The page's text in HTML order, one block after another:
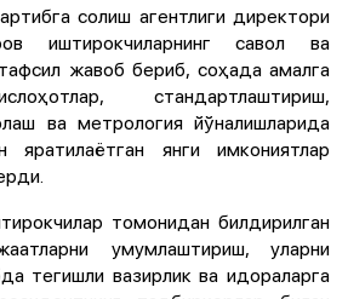
солиш агентлиги директори
иштирокчиларнинг савол ва
жавоб бериб, соҳада амалга
стандартлаштириш,
ва метрология йўналишларида
яратилаётган янги имкониятлар
томонидан билдирилган
умумлаштириш, уларни
тегишли вазирлик ва идораларга